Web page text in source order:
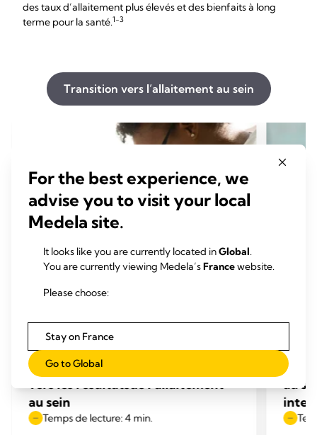
des taux d’allaitement plus élevés et des bienfaits à long
terme pour la santé.1-3
Transition vers l’allaitement au sein
TRANSITION VERS L’ALLAITEMENT AU
Taux d’allaitement – Transition
vers les résultatsde l’allaitement
au sein
Temps de lecture: 4 min.
au
For the best experience, we
advise you to visit your local
Medela site.
It looks like you are currently located inGlobal.
You are currently viewing Medela’sFrancewebsite.
Please choose:
Stay on France
Go to Global